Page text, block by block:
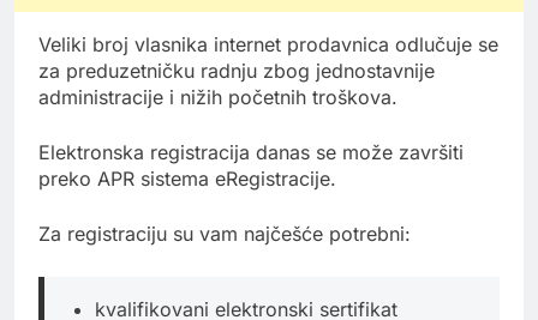
Veliki broj vlasnika internet prodavnica odlučuje se
za preduzetničku radnju zbog jednostavnije
administracije i nižih početnih troškova.
Elektronska registracija danas se može završiti
preko APR sistema eRegistracije.
Za registraciju su vam najčešće potrebni:
kvalifikovani elektronski sertifikat